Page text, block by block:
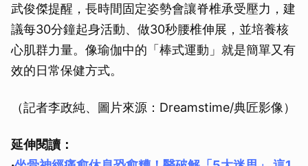
武俊傑提醒，長時間固定姿勢會讓脊椎承受壓力，建
議每30分鐘起身活動、做30秒腰椎伸展，並培養核
心肌群力量。像瑜伽中的「棒式運動」就是簡單又有
效的日常保健方式。
（記者李政純、圖片來源：Dreamstime/典匠影像）
延伸閱讀：